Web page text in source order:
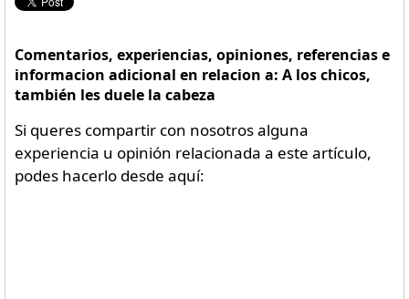
Comentarios, experiencias, opiniones, referencias e
informacion adicional en relacion a: A los chicos,
también les duele la cabeza
Si queres compartir con nosotros alguna
experiencia u opinión relacionada a este artículo,
podes hacerlo desde aquí: